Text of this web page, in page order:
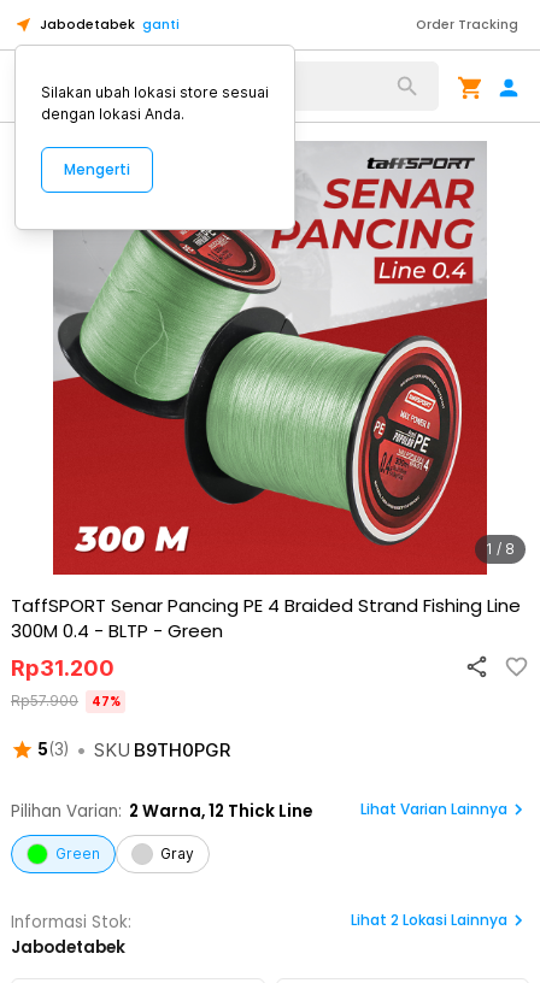
Jabodetabek ganti Order Tracking
Alat Kopi
1 / 8
TaffSPORT Senar Pancing PE 4 Braided Strand Fishing Line
300M 0.4 - BLTP - Green
5(3) • SKU B9TH0PGR
Rp31.200
Rp57.900 47%
Pilihan Varian: 2 Warna,12 Thick Line Lihat Varian Lainnya
Green Gray
Informasi Stok:
Jabodetabek
Lihat 2Lokasi Lainnya
Silakan ubah lokasi store sesuai
dengan lokasi Anda.
Mengerti